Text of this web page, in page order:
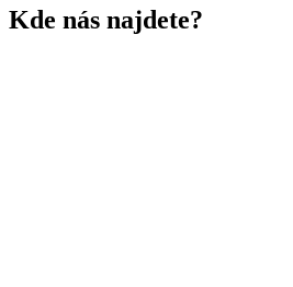
Kde nás najdete?